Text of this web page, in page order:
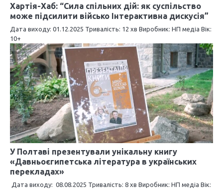
п
и
с
і
в
Хартія-Хаб: “Сила спільних дій: як суспільство
може підсилити військо Інтерактивна дискусія”
Дата виходу: 01.12.2025 Тривалість: 12 хв Виробник: НП медіа Вік:
10+
У Полтаві презентували унікальну книгу
«Давньоєгипетська література в українських
перекладах»
Дата виходу: 08.08.2025 Тривалість: 8 хв Виробник: НП медіа Вік: